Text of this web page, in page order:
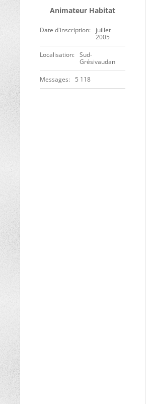
Animateur Habitat
Date d'inscription
juillet
2005
Localisation
Sud-
Grésivaudan
Messages 5 118